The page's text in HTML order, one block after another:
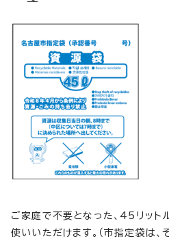
ご家庭で不要となった、45リット
使いいただけます。（市指定袋は、